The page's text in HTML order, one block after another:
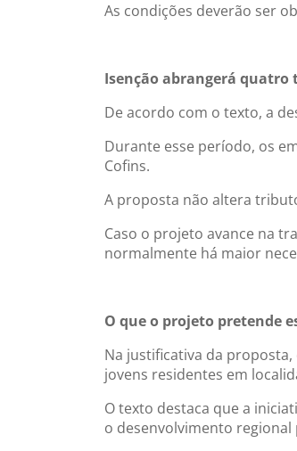
As condições deverão ser
Isenção abrangerá
De acordo com o texto, a
Durante esse período, os
Cofins.
A proposta não altera
Caso o projeto avance na
normalmente há maior
O que o projeto pretende
Na justificativa da
jovens residentes em
O texto destaca que a
o desenvolvimento